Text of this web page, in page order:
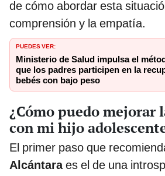
de cómo abordar esta
comprensión y la empatía.
PUEDES VER:
Ministerio de Salud impulsa el
que los padres participen en la
bebés con bajo peso
¿Cómo puedo mejorar
con mi hijo
El primer paso que
Alcántaraes el de una